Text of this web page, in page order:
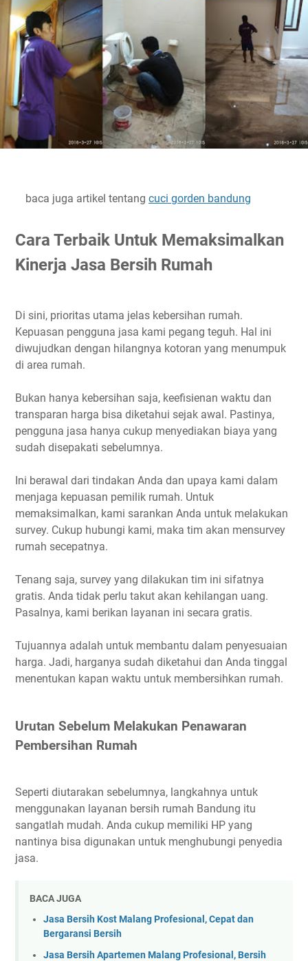
baca juga artikel tentang cuci gorden bandung
Cara Terbaik Untuk Memaksimalkan
Kinerja Jasa Bersih Rumah
Di sini, prioritas utama jelas kebersihan rumah.
Kepuasan pengguna jasa kami pegang teguh. Hal ini
diwujudkan dengan hilangnya kotoran yang menumpuk
di area rumah.
Bukan hanya kebersihan saja, keefisienan waktu dan
transparan harga bisa diketahui sejak awal. Pastinya,
pengguna jasa hanya cukup menyediakan biaya yang
sudah disepakati sebelumnya.
Ini berawal dari tindakan Anda dan upaya kami dalam
menjaga kepuasan pemilik rumah. Untuk
memaksimalkan, kami sarankan Anda untuk melakukan
survey. Cukup hubungi kami, maka tim akan mensurvey
rumah secepatnya.
Tenang saja, survey yang dilakukan tim ini sifatnya
gratis. Anda tidak perlu takut akan kehilangan uang.
Pasalnya, kami berikan layanan ini secara gratis.
Tujuannya adalah untuk membantu dalam penyesuaian
harga. Jadi, harganya sudah diketahui dan Anda tinggal
menentukan kapan waktu untuk membersihkan rumah.
Urutan Sebelum Melakukan Penawaran
Pembersihan Rumah
Seperti diutarakan sebelumnya, langkahnya untuk
menggunakan layanan bersih rumah Bandung itu
sangatlah mudah. Anda cukup memiliki HP yang
nantinya bisa digunakan untuk menghubungi penyedia
jasa.
BACA JUGA
Jasa Bersih Kost Malang Profesional, Cepat dan
Bergaransi Bersih
Jasa Bersih Apartemen Malang Profesional, Bersih